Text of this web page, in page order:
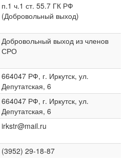
п.1 ч.1 ст. 55.7 ГК РФ
(Добровольный выход)
Добровольный выход из членов
СРО
664047 РФ, г. Иркутск, ул.
Депутатская, 6
664047 РФ, г. Иркутск, ул.
Депутатская, 6
irkstr@mail.ru
(3952) 29-18-87